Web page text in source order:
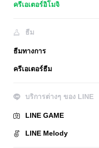
ครีเอเตอร์อิโมจิ
ธีม
ธีมทางการ
ครีเอเตอร์ธีม
บริการต่างๆ ของ LINE
LINE GAME
LINE Melody